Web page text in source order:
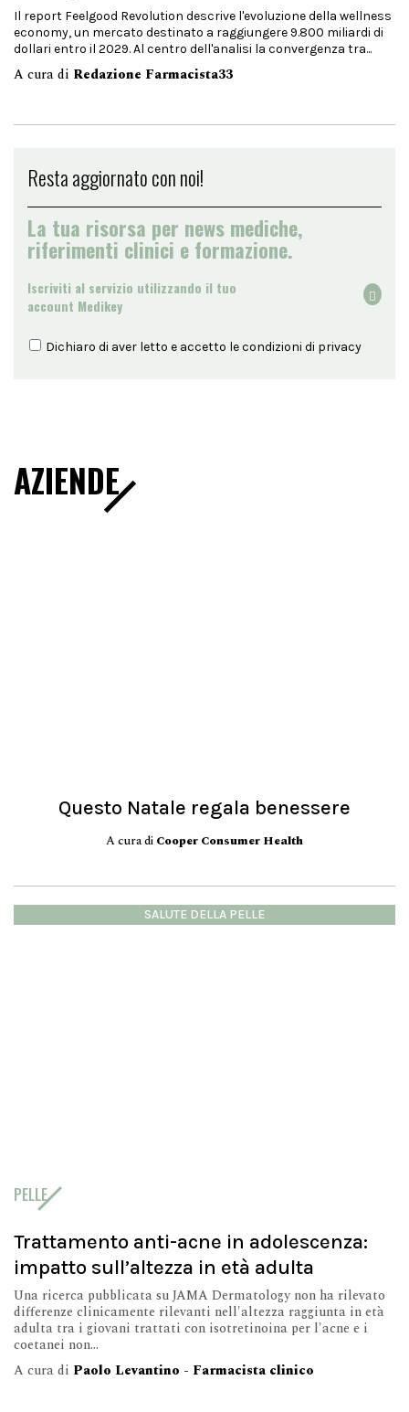
Il report Feelgood Revolution descrive l'evoluzione della wellness
economy, un mercato destinato a raggiungere 9.800 miliardi di
dollari entro il 2029. Al centro dell'analisi la convergenza tra...
A cura di Redazione Farmacista33
Resta aggiornato con noi!
La tua risorsa per news mediche,
riferimenti clinici e formazione.
Iscriviti al servizio utilizzando il tuo
account Medikey
Dichiaro di aver letto e accetto le condizioni di privacy
AZIENDE
Questo Natale regala benessere
A cura di Cooper Consumer Health
SALUTE DELLA PELLE
PELLE
Trattamento anti-acne in adolescenza:
impatto sull’altezza in età adulta
Una ricerca pubblicata su JAMA Dermatology non ha rilevato
differenze clinicamente rilevanti nell'altezza raggiunta in età
adulta tra i giovani trattati con isotretinoina per l'acne e i
coetanei non...
A cura di Paolo Levantino - Farmacista clinico